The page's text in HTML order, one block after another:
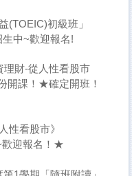
(TOEIC)初級班」
中~歡迎報名!
理財-從人性看股市
開課！★確定開班！
性看股市》
歡迎報名！★